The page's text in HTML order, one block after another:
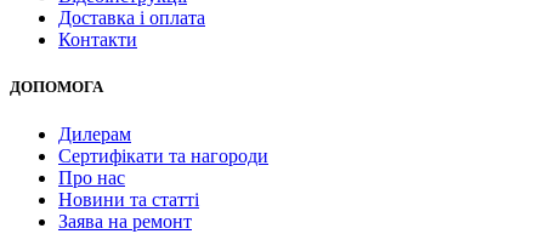
Доставка і оплата
Контакти
ДОПОМОГА
Дилерам
Сертифікати та нагороди
Про нас
Новини та статті
Заява на ремонт